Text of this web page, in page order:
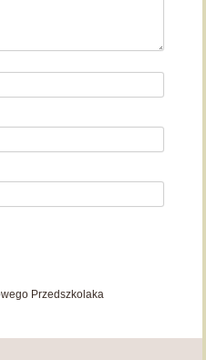
Przedszkolaka